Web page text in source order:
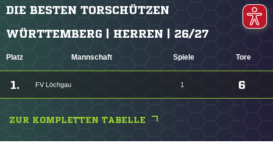
DIE BESTEN TORSCHÜTZEN
WÜRTTEMBERG | HERREN | 26/27
Platz Mannschaft Spiele Tore
1. FV Löchgau 1 6
ZUR KOMPLETTEN TABELLE